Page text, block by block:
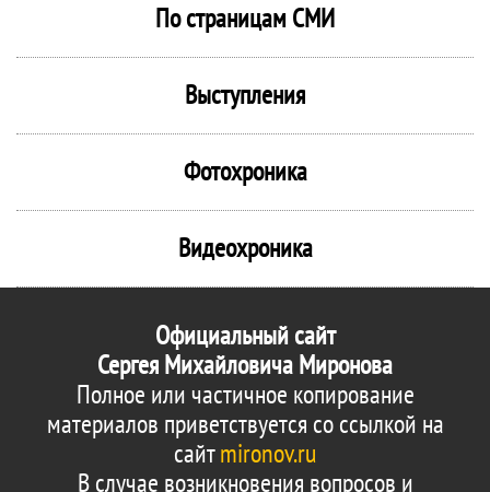
По страницам СМИ
Выступления
Фотохроника
Видеохроника
Официальный сайт
Сергея Михайловича Миронова
Полное или частичное копирование
материалов приветствуется со ссылкой на
сайтmironov.ru
В случае возникновения вопросов и